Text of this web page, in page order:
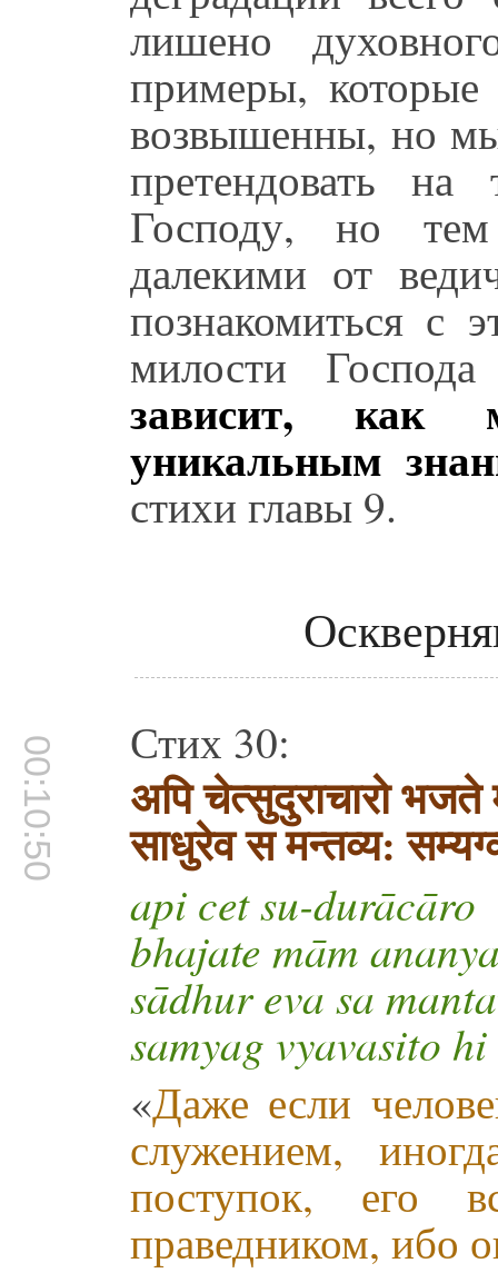
лишено
примеры,
возвышенны, но
претендовать на
Господу, но
далекими от
познакомиться с
милости
зависит, как
уникальным
стихи главы 9.
00:10:50 Стих 30:
अपि चेत्सुदुराचारो
साधुरेव स मन्तव्य:
api cet su-durācāro
bhajate mām
sādhur eva sa
samyag vyavasito hi
«Даже если
служением,
поступок, его
праведником, ибо